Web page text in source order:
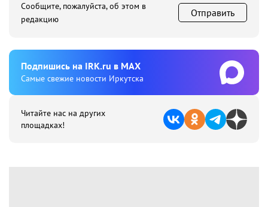
Сообщите, пожалуйста, об этом в
редакцию
Отправить
Подпишиcь на IRK.ru в MAX
Cамые свежие новости Иркутска
Читайте нас на других
площадках!